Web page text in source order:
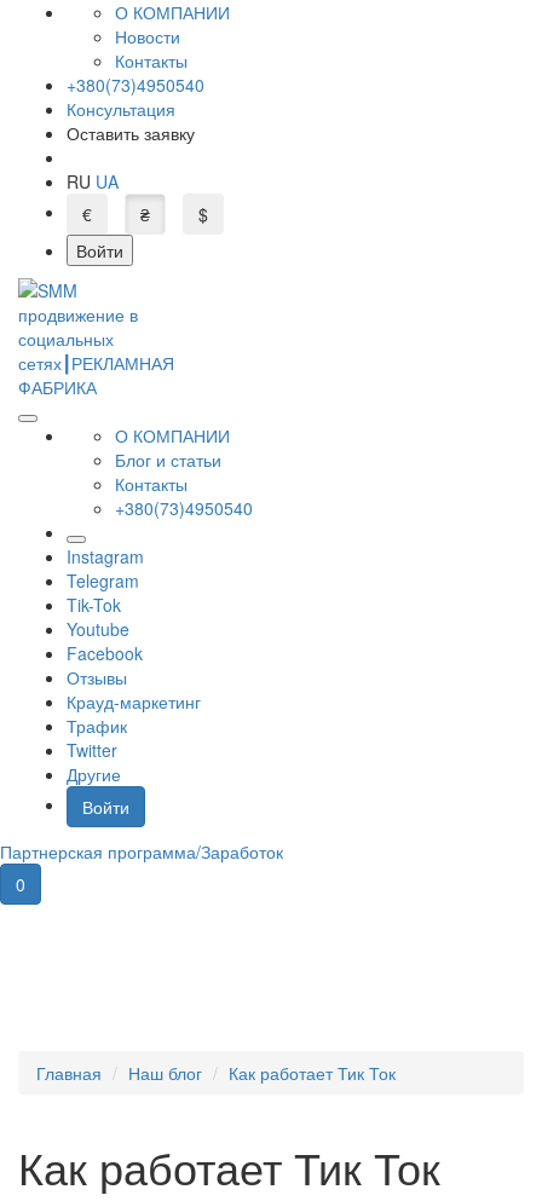
О КОМПАНИИ
Новости
Контакты
+380(73)4950540
Консультация
Оставить заявку
RU UA
€
₴
$
Войти
О КОМПАНИИ
Блог и статьи
Контакты
+380(73)4950540
Instagram
Telegram
Tik-Tok
Youtube
Facebook
Отзывы
Крауд-маркетинг
Трафик
Twitter
Другие
Войти
Партнерская программа/Заработок
0
Главная Наш блог Как работает Тик Ток
Как работает Тик Ток